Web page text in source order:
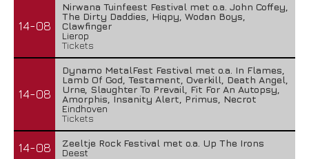
14-08
Nirwana Tuinfeest Festival met o.a. John Coffey,
The Dirty Daddies, Hiqpy, Wodan Boys,
Clawfinger
Lierop
Tickets
14-08
Dynamo MetalFest Festival met o.a. In Flames,
Lamb Of God, Testament, Overkill, Death Angel,
Urne, Slaughter To Prevail, Fit For An Autopsy,
Amorphis, Insanity Alert, Primus, Necrot
Eindhoven
Tickets
14-08
Zeeltje Rock Festival met o.a. Up The Irons
Deest